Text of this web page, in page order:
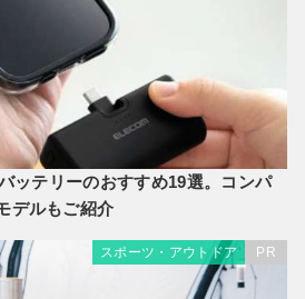
ッテリーのおすすめ19選。コンパ
デルもご紹介
スポーツ・アウトドア PR